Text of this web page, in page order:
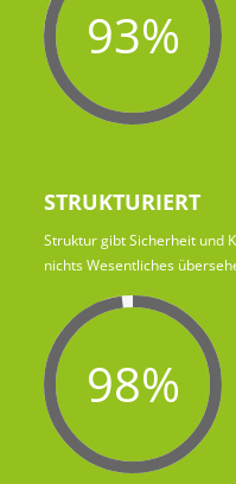
93%
STRUKTURIERT
Struktur gibt Sicherheit und
nichts Wesentliches
98%